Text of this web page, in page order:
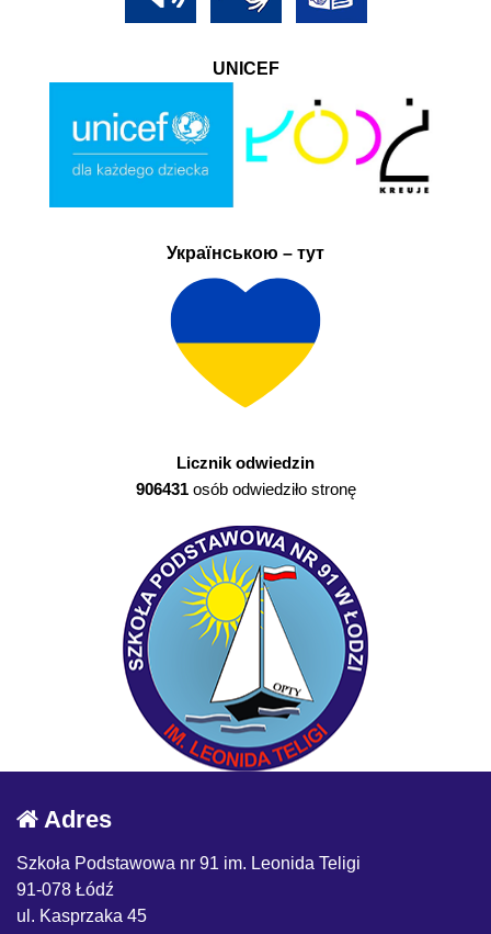
UNICEF
Українською – тут
Licznik odwiedzin
906431osób odwiedziło stronę
Adres
Szkoła Podstawowa nr 91 im. Leonida Teligi
91-078 Łódź
ul. Kasprzaka 45